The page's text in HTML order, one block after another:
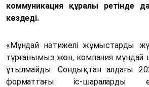
коммуникация құралы ретінде
көздеді.
«Мұндай нәтижелі жұмыстарды
тұрғанымыз жөн, компания мұндай
ұтылмайды. Сондықтан алдағы
форматтағы іс-шараларды